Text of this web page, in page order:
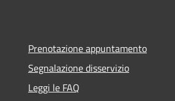
Prenotazione appuntamento
Segnalazione disservizio
Leggi le FAQ